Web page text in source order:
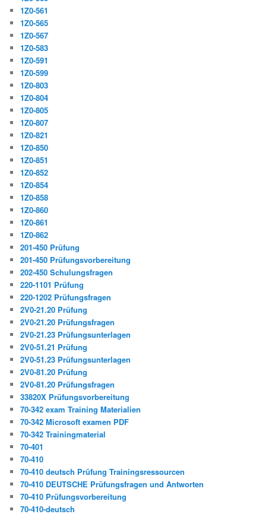
1Z0-561
1Z0-565
1Z0-567
1Z0-583
1Z0-591
1Z0-599
1Z0-803
1Z0-804
1Z0-805
1Z0-807
1Z0-821
1Z0-850
1Z0-851
1Z0-852
1Z0-854
1Z0-858
1Z0-860
1Z0-861
1Z0-862
201-450 Prüfung
201-450 Prüfungsvorbereitung
202-450 Schulungsfragen
220-1101 Prüfung
220-1202 Prüfungsfragen
2V0-21.20 Prüfung
2V0-21.20 Prüfungsfragen
2V0-21.23 Prüfungsunterlagen
2V0-51.21 Prüfung
2V0-51.23 Prüfungsunterlagen
2V0-81.20 Prüfung
2V0-81.20 Prüfungsfragen
33820X Prüfungsvorbereitung
70-342 exam Training Materialien
70-342 Microsoft examen PDF
70-342 Trainingmaterial
70-401
70-410
70-410 deutsch Prüfung Trainingsressourcen
70-410 DEUTSCHE Prüfungsfragen und Antworten
70-410 Prüfungsvorbereitung
70-410-deutsch